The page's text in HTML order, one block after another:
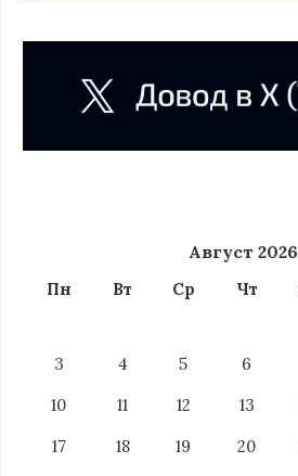
Август 2026
Пн Вт Ср Чт
3
4 5 6
10
11 12 13
17
18 19 20